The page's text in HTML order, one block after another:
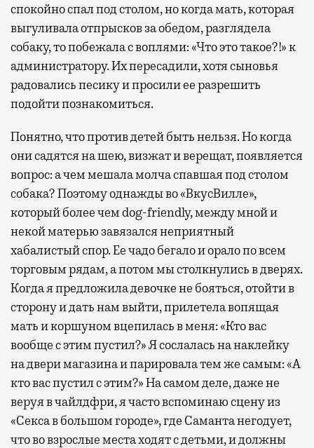
спокойно спал под столом, но когда мать, которая
выгуливала отпрысков за обедом, разглядела
собаку, то побежала с воплями: «Что это такое?!» к
администратору. Их пересадили, хотя сыновья
радовались песику и просили ее разрешить
подойти познакомиться.
Понятно, что против детей быть нельзя. Но когда
они садятся на шею, визжат и верещат, появляется
вопрос: а чем мешала молча спавшая под столом
собака? Поэтому однажды во «ВкусВилле»,
который более чем dog-friendly, между мной и
некой матерью завязался неприятный
хабалистый спор. Ее чадо бегало и орало по всем
торговым рядам, а потом мы столкнулись в дверях.
Когда я предложила девочке не бояться, отойти в
сторону и дать нам выйти, прилетела вопящая
мать и коршуном вцепилась в меня: «Кто вас
вообще с этим пустил?» Я сослалась на наклейку
на двери магазина и парировала тем же самым: «А
кто вас пустил с этим?» На самом деле, даже не
веруя в чайлдфри, я часто вспоминаю сцену из
«Секса в большом городе», где Саманта негодует,
что во взрослые места ходят с детьми, и должны